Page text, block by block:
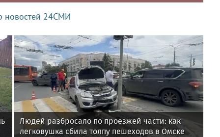
новостей 24СМИ
Людей разбросало по проезжей части: как
легковушка сбила толпу пешеходов в Омске